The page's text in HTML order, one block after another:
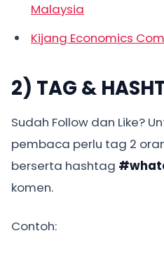
Malaysia
Kijang Economics
2) TAG &
Sudah Follow dan Like?
pembaca perlu tag 2
berserta hashtag
komen.
Contoh: